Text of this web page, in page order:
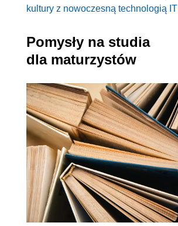
kultury z nowoczesną technologią IT
Pomysły na studia
dla maturzystów